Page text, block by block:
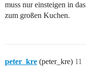
muss nur einsteigen in
zum großen Kuchen.
peter_kre (peter_kre) 11